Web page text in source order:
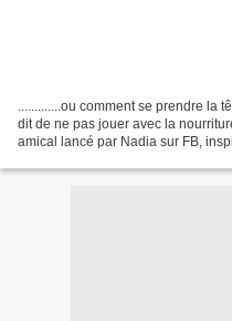
.............ou comment se prendre la
dit de ne pas jouer avec la
amical lancé par Nadia sur FB,